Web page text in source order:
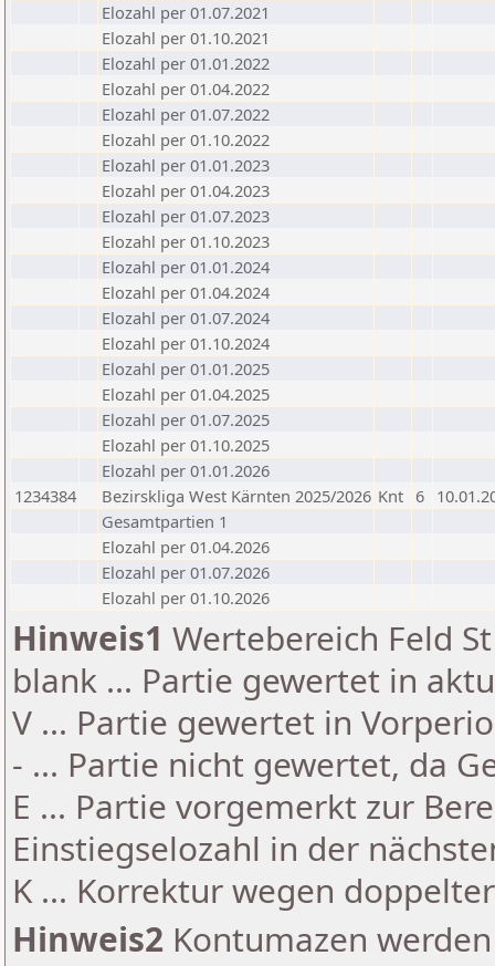
Elozahl per 01.07.2021
Elozahl per 01.10.2021
Elozahl per 01.01.2022
Elozahl per 01.04.2022
Elozahl per 01.07.2022
Elozahl per 01.10.2022
Elozahl per 01.01.2023
Elozahl per 01.04.2023
Elozahl per 01.07.2023
Elozahl per 01.10.2023
Elozahl per 01.01.2024
Elozahl per 01.04.2024
Elozahl per 01.07.2024
Elozahl per 01.10.2024
Elozahl per 01.01.2025
Elozahl per 01.04.2025
Elozahl per 01.07.2025
Elozahl per 01.10.2025
Elozahl per 01.01.2026
1234384
Bezirskliga West Kärnten 2025/2026 Knt 6
Gesamtpartien 1
Elozahl per 01.04.2026
Elozahl per 01.07.2026
Elozahl per 01.10.2026
Hinweis1 Wertebereich Feld
blank ... Partie gewertet in
V ... Partie gewertet in
- ... Partie nicht gewertet, da
E ... Partie vorgemerkt zur
Einstiegselozahl in der
K ... Korrektur wegen
Hinweis2 Kontumazen